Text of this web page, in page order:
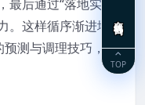
后通过“落地实战
。这样循序渐进地学
测与调理技巧，避
TOP